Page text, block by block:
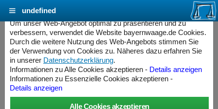
MINEBEA INTEC Combics Plattformwaage 4-
600NL-NCE Lackiert / Lackiert
Wägebereich: 300 / 600 kg, Ablesbarkeit: 100 / 200 g,
Eichschritt: 100 / 200 g, eichfähig
Cookie Einstellungen - bayernwaage.de
Um unser Web-Angebot optimal zu präsentieren und zu
verbessern, verwendet die Website bayernwaage.de Cookies.
Durch die weitere Nutzung des Web-Angebots stimmen Sie
der Verwendung von Cookies zu. Näheres dazu erfahren Sie
in unserer Datenschutzerklärung.
Informationen zu Alle Cookies akzeptieren - Details anzeigen
Informationen zu Essenzielle Cookies akzeptieren -
Details anzeigen
undefined